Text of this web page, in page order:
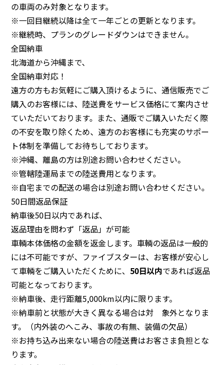
の車両のみ対象となります。
※一回目継続以降は全て一年ごとの更新となります。
※継続時、プランのグレードダウンはできません。
全国納車
北海道から沖縄まで、
全国納車対応！
遠方の方もお気軽にご購入頂けるように、通信販売でご
購入のお客様には、陸送費をサービス価格にて案内させ
ていただいております。また、通販でご購入いただく際
の不安を取り除くため、遠方のお客様にも充実のサポー
ト体制を準備してお待ちしております。
※沖縄、離島の方は別途お問い合わせください。
※管轄陸運局までの陸送費用となります。
※自宅までの配送の場合は別途お問い合わせください。
50日間返品保証
納車後50日以内であれば、
返品理由を問わず「返品」が可能
車輌本体価格の金額を返金します。車輌の返品は一般的
には不可能ですが、ファイブスターは、お客様が安心し
て車輌をご購入いただくために、 50日以内であれば返品
可能となっております。
※納車後、走行距離5,000km以内に限ります。
※納車前と状態が大きく異なる場合は対 象外となりま
す。（内外装のへこみ、事故の有無、装備の欠品）
※お持ち込み出来ない場合の陸送費はお客さま負担とな
ります。